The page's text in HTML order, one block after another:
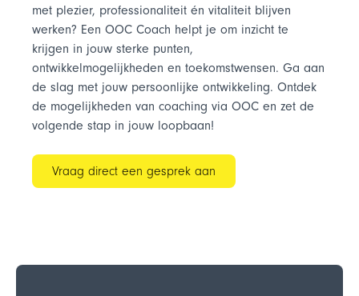
met plezier, professionaliteit én vitaliteit blijven
werken? Een OOC Coach helpt je om inzicht te
krijgen in jouw sterke punten,
ontwikkelmogelijkheden en toekomstwensen. Ga aan
de slag met jouw persoonlijke ontwikkeling. Ontdek
de mogelijkheden van coaching via OOC en zet de
volgende stap in jouw loopbaan!
Vraag direct een gesprek aan